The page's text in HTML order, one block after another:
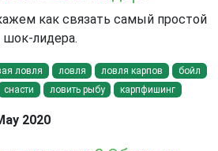
как связать самый простой
лидера.
ловля ловля ловля карпов
бойл
снасти ловить рыбу карпфишинг
2020